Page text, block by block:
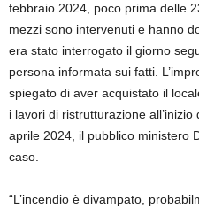
febbraio 2024, poco prima delle
mezzi sono intervenuti e hanno
era stato interrogato il giorno
persona informata sui fatti.
spiegato di aver acquistato il
i lavori di ristrutturazione
aprile 2024, il pubblico ministero
caso.
“L’incendio è divampato,